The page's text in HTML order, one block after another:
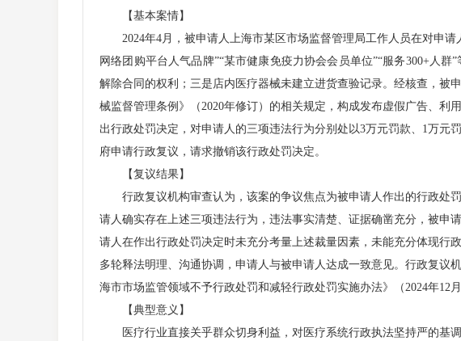
【基本案情】
2024年4月，被申请人上海市某区市场监督管理局工作人员在对申请
网络团购平台人气品牌”“某市健康免疫力协会会员单位”“服务300+人
解除合同的权利；三是店内医疗器械未建立进货查验记录。经核查，被
械监督管理条例》（2020年修订）的相关规定，构成发布虚假广告、
出行政处罚决定，对申请人的三项违法行为分别处以3万元罚款、1万
府申请行政复议，请求撤销该行政处罚决定。
【复议结果】
行政复议机构审查认为，该案的争议焦点为被申请人作出的行政处
请人确实存在上述三项违法行为，违法事实清楚、证据确凿充分，被申
请人在作出行政处罚决定时未充分考量上述裁量因素，未能充分体现行
多轮释法明理、沟通协调，申请人与被申请人达成一致意见。行政复议
海市市场监管领域不予行政处罚和减轻行政处罚实施办法》（2024年12
【典型意义】
医疗行业直接关乎群众切身利益，对医疗系统行政执法坚持严的基